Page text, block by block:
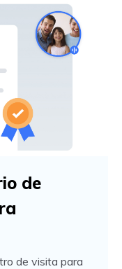
de
de visita para